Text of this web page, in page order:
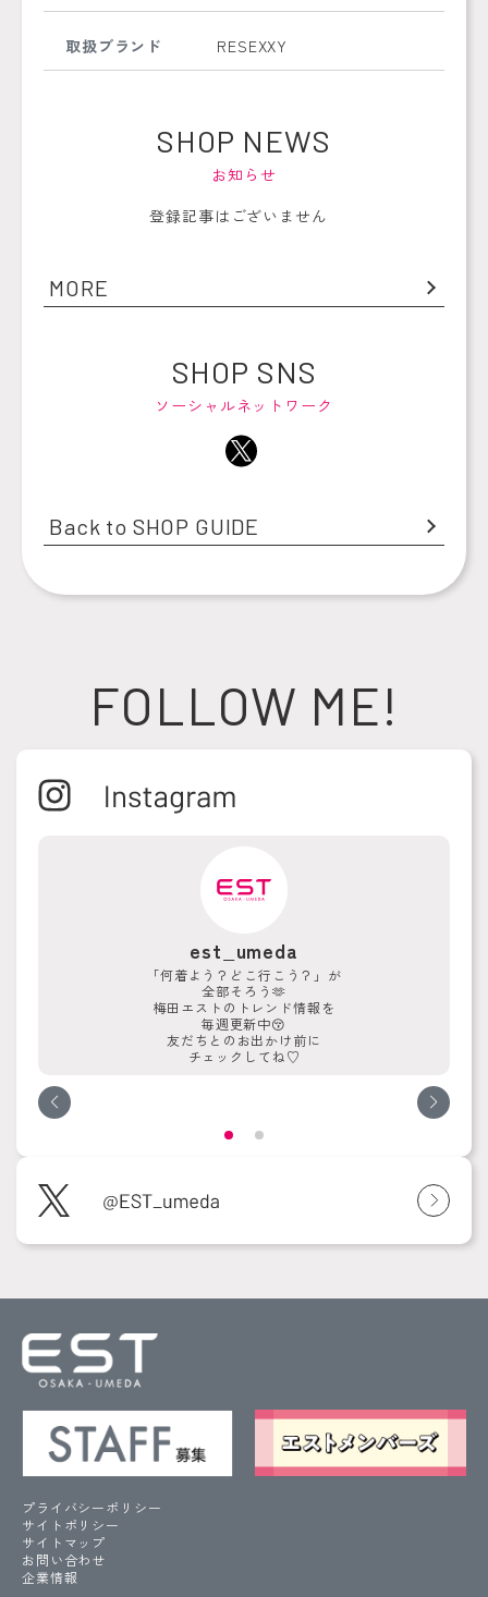
取扱ブランド RESEXXY
SHOP NEWS
お知らせ
登録記事はございません
MORE
SHOP SNS
ソーシャルネットワーク
Back to SHOP GUIDE
FOLLOW ME!
est_umeda
「何着よう？どこ行こう？」が
全部そろう🫶
梅田エストのトレンド情報を
毎週更新中😚
友だちとのお出かけ前に
チェックしてね♡
プライバシーポリシー
サイトポリシー
サイトマップ
お問い合わせ
企業情報